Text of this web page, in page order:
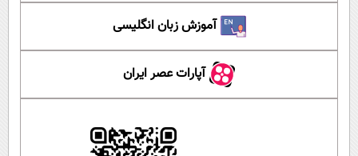
آموزش زبان انگلیسی
آپارات عصر ایران